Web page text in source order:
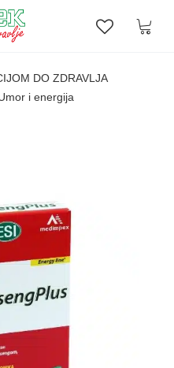
Lista
DO ZDRAVLJA
i energija